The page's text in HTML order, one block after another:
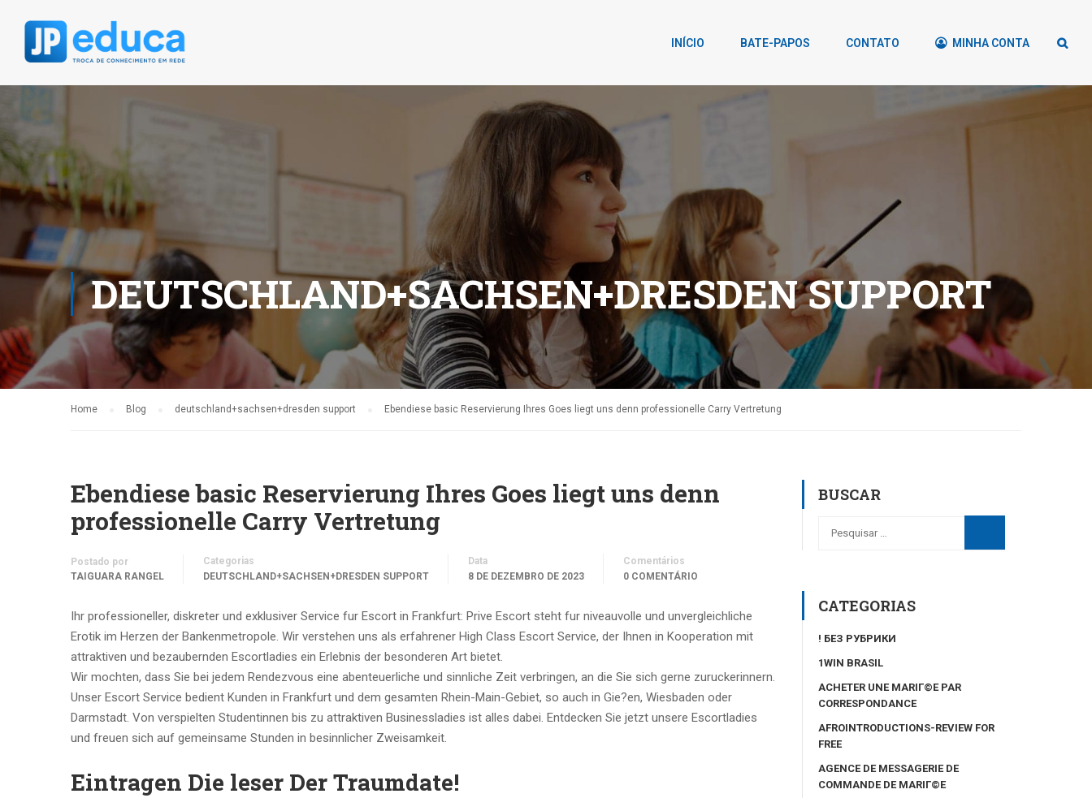
INÍCIO BATE-PAPOS CONTATO MINHA CONTA
DEUTSCHLAND+SACHSEN+DRESDEN SUPPORT
Home Blog deutschland+sachsen+dresden support Ebendiese basic Reservierung Ihres Goes liegt uns denn professionelle Carry Vertretung
Ebendiese basic Reservierung Ihres Goes liegt uns denn
professionelle Carry Vertretung
Postado por
TAIGUARA RANGEL
Categorias
DEUTSCHLAND+SACHSEN+DRESDEN SUPPORT
Data
8 DE DEZEMBRO DE 2023
Comentários
0 COMENTÁRIO
Ihr professioneller, diskreter und exklusiver Service fur Escort in Frankfurt: Prive Escort steht fur niveauvolle und unvergleichliche
Erotik im Herzen der Bankenmetropole. Wir verstehen uns als erfahrener High Class Escort Service, der Ihnen in Kooperation mit
attraktiven und bezaubernden Escortladies ein Erlebnis der besonderen Art bietet.
Wir mochten, dass Sie bei jedem Rendezvous eine abenteuerliche und sinnliche Zeit verbringen, an die Sie sich gerne zuruckerinnern.
Unser Escort Service bedient Kunden in Frankfurt und dem gesamten Rhein-Main-Gebiet, so auch in Gie?en, Wiesbaden oder
Darmstadt. Von verspielten Studentinnen bis zu attraktiven Businessladies ist alles dabei. Entdecken Sie jetzt unsere Escortladies
und freuen sich auf gemeinsame Stunden in besinnlicher Zweisamkeit.
Eintragen Die leser Der Traumdate!
BUSCAR
CATEGORIAS
! БЕЗ РУБРИКИ
1WIN BRASIL
ACHETER UNE MARIГ©E PAR
CORRESPONDANCE
AFROINTRODUCTIONS-REVIEW FOR
FREE
AGENCE DE MESSAGERIE DE
COMMANDE DE MARIГ©E